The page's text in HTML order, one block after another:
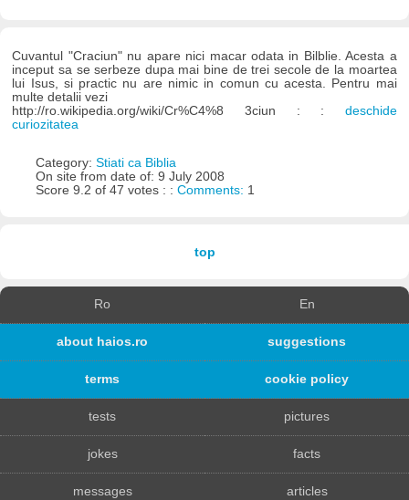
Cuvantul "Craciun" nu apare nici macar odata in Bilblie. Acesta a
inceput sa se serbeze dupa mai bine de trei secole de la moartea
lui Isus, si practic nu are nimic in comun cu acesta. Pentru mai
multe detalii vezi
http://ro.wikipedia.org/wiki/Cr%C4%8 3ciun : : deschide
curiozitatea
Category: Stiati ca Biblia
On site from date of: 9 July 2008
Score 9.2 of 47 votes : : Comments: 1
top
Ro En
about haios.ro suggestions
terms cookie policy
tests pictures
jokes facts
messages articles